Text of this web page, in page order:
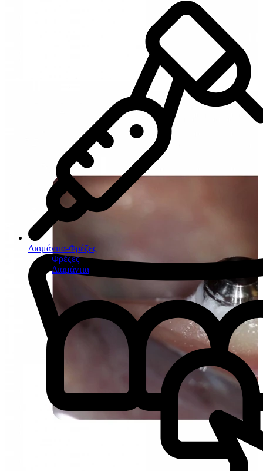
Διαμάντια-Φρέζες
Φρέζες
Διαμάντια